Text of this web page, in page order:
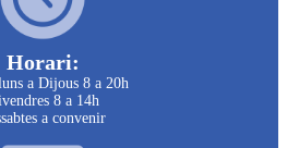
Horari:
a Dijous 8 a 20h
8 a 14h
a convenir